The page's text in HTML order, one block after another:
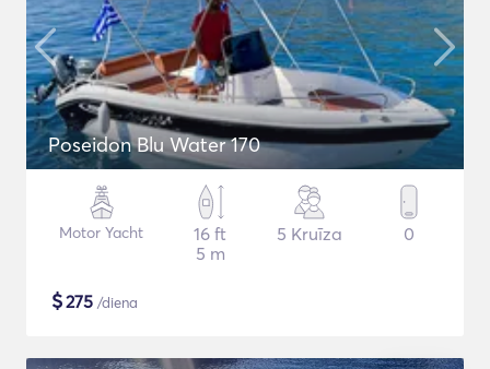
Poseidon Blu Water 170
Motor Yacht
16 ft
5 m
5 Kruīza 0
$275 /diena